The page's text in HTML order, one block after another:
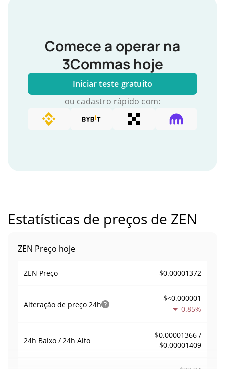
Comece a operar na
3Commas hoje
Iniciar teste gratuito
ou cadastro rápido com:
Estatísticas de preços de ZEN
ZEN Preço hoje
ZEN Preço $0.00001372
Alteração de preço 24h
$<0.000001
0.85%
24h Baixo / 24h Alto
$0.00001366 /
$0.00001409